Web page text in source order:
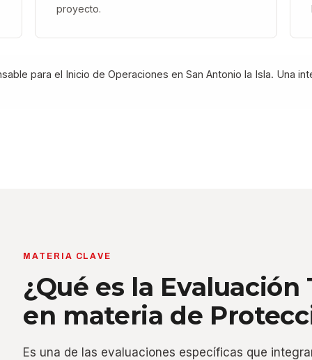
proyecto.
para el Inicio de Operaciones en San Antonio la Isla. Una
MATERIA CLAVE
¿Qué es la
en materia de
Es una de las evaluaciones específicas que